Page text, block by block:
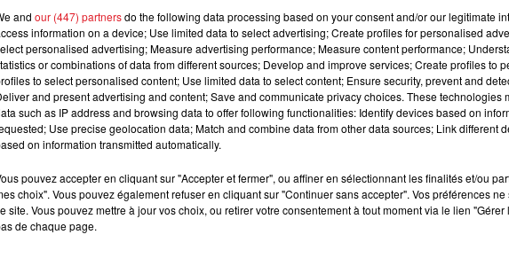
12h00 - 13h00
RDL & VOUS
LE DEUIL DES ANIMAUX
and our (447) partnersdo the following data processing based on your consent and/or our legitimate
information on a device; Use limited data to select advertising; Create profiles for personalised
personalised advertising; Measure advertising performance; Measure content performance;
or combinations of data from different sources; Develop and improve services; Create profiles to
to select personalised content; Use limited data to select content; Ensure security, prevent and
and present advertising and content; Save and communicate privacy choices. These technologies
such as IP address and browsing data to offer following functionalities: Identify devices based on
Use precise geolocation data; Match and combine data from other data sources; Link different
on information transmitted automatically.
pouvez accepter en cliquant sur "Accepter et fermer", ou affiner en sélectionnant les finalités et/ou
choix". Vous pouvez également refuser en cliquant sur "Continuer sans accepter". Vos préférences
site. Vous pouvez mettre à jour vos choix, ou retirer votre consentement à tout moment via le lien
de chaque page.